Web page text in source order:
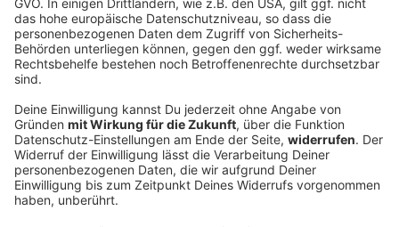
Verpuffung durch Campingkocher - Verletzte
bei Festival
Ein junger Mann will beim Taubertal-Festival mit
einem Campingkocher etwas zubereiten. Dabei tritt